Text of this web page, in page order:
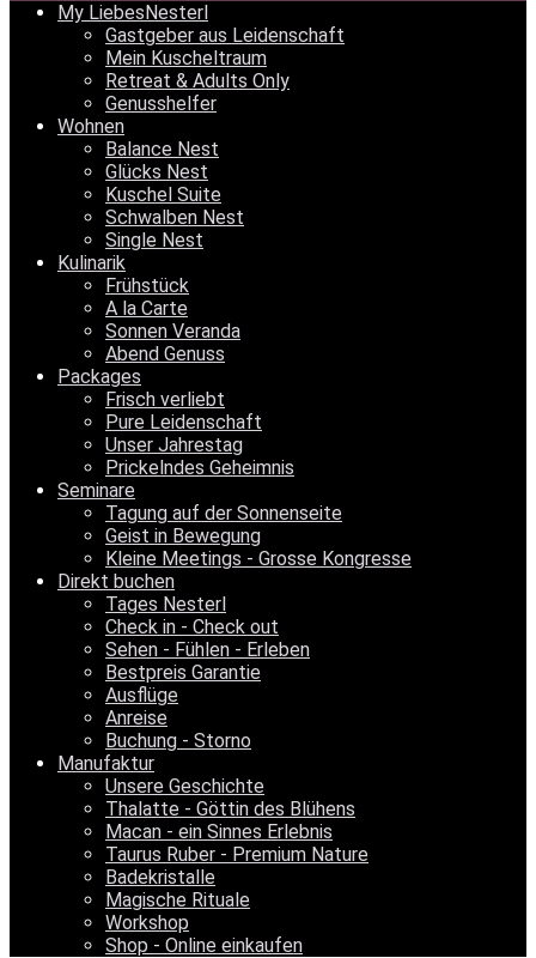
My LiebesNesterl
Gastgeber aus Leidenschaft
Mein Kuscheltraum
Retreat & Adults Only
Genusshelfer
Wohnen
Balance Nest
Glücks Nest
Kuschel Suite
Schwalben Nest
Single Nest
Kulinarik
Frühstück
A la Carte
Sonnen Veranda
Abend Genuss
Packages
Frisch verliebt
Pure Leidenschaft
Unser Jahrestag
Prickelndes Geheimnis
Seminare
Tagung auf der Sonnenseite
Geist in Bewegung
Kleine Meetings - Grosse Kongresse
Direkt buchen
Tages Nesterl
Check in - Check out
Sehen - Fühlen - Erleben
Bestpreis Garantie
Ausflüge
Anreise
Buchung - Storno
Manufaktur
Unsere Geschichte
Thalatte - Göttin des Blühens
Macan - ein Sinnes Erlebnis
Taurus Ruber - Premium Nature
Badekristalle
Magische Rituale
Workshop
Shop - Online einkaufen